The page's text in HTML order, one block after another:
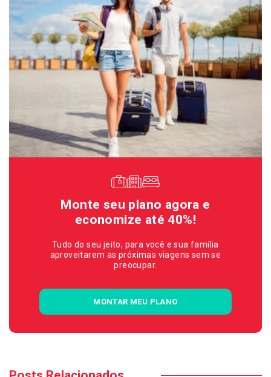
Monte seu plano agora e
economize até 40%!
Tudo do seu jeito, para você e sua família
aproveitarem as próximas viagens sem se
preocupar.
MONTAR MEU PLANO